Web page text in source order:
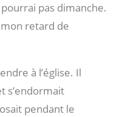
pas dimanche.
retard de
à l’église. Il
s’endormait
pendant le